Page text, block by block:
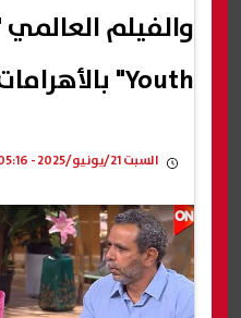
Youth" بالأهرامات
السبت 21/يونيو/2025 - 05:16 م